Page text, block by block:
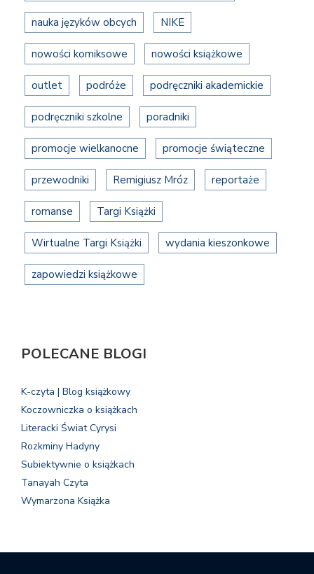
nauka języków obcych NIKE
nowości komiksowe nowości książkowe
outlet podróże podręczniki akademickie
podręczniki szkolne poradniki
promocje wielkanocne promocje świąteczne
przewodniki Remigiusz Mróz reportaże
romanse Targi Książki
Wirtualne Targi Książki wydania kieszonkowe
zapowiedzi książkowe
POLECANE BLOGI
K-czyta | Blog książkowy
Koczowniczka o książkach
Literacki Świat Cyrysi
Rozkminy Hadyny
Subiektywnie o książkach
Tanayah Czyta
Wymarzona Książka